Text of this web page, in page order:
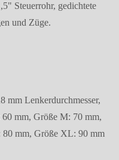
Steuerrohr, gedichtete
und Züge.
mm Lenkerdurchmesser,
mm, Größe M: 70 mm,
mm, Größe XL: 90 mm